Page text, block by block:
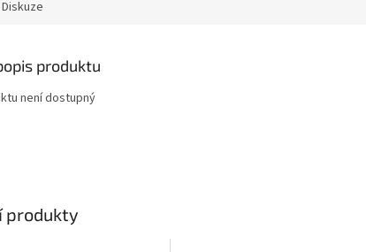
Diskuze
produktu
není dostupný
produkty